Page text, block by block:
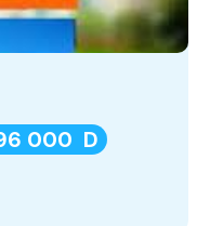
000 D